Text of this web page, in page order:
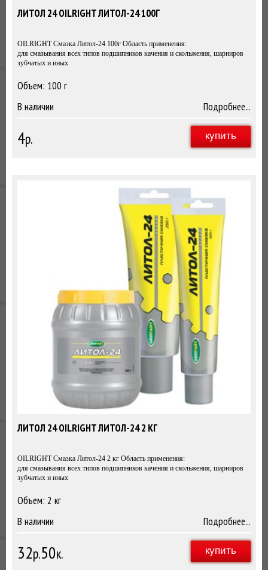
ЛИТОЛ 24 OILRIGHT ЛИТОЛ-24 100Г
OILRIGHT Смазка Литол-24 100г Область применения:
для смазывания всех типов подшипников качения и скольжения, шарниров
зубчатых и иных
Объем: 100 г
В наличии Подробнее...
4р. купить
ЛИТОЛ 24 OILRIGHT ЛИТОЛ-24 2 КГ
OILRIGHT Смазка Литол-24 2 кг Область применения:
для смазывания всех типов подшипников качения и скольжения, шарниров
зубчатых и иных
Объем: 2 кг
В наличии Подробнее...
32р.50к. купить